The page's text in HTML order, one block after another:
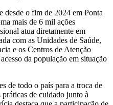
desde o fim de 2024 em Ponta
mais de 6 mil ações
atua diretamente em
com as Unidades de Saúde,
e os Centros de Atenção
da população em situação
de todo o país para a troca de
de cuidado junto à